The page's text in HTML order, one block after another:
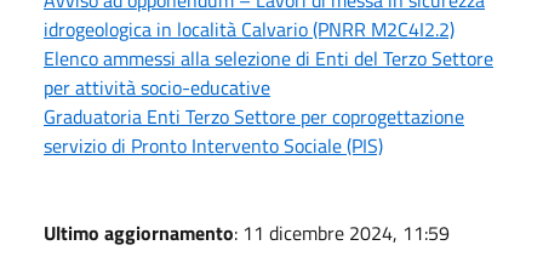
idrogeologica in località Calvario (PNRR M2C4I2.2)
Elenco ammessi alla selezione di Enti del Terzo Settore
per attività socio-educative
Graduatoria Enti Terzo Settore per coprogettazione
servizio di Pronto Intervento Sociale (PIS)
Ultimo aggiornamento: 11 dicembre 2024, 11:59